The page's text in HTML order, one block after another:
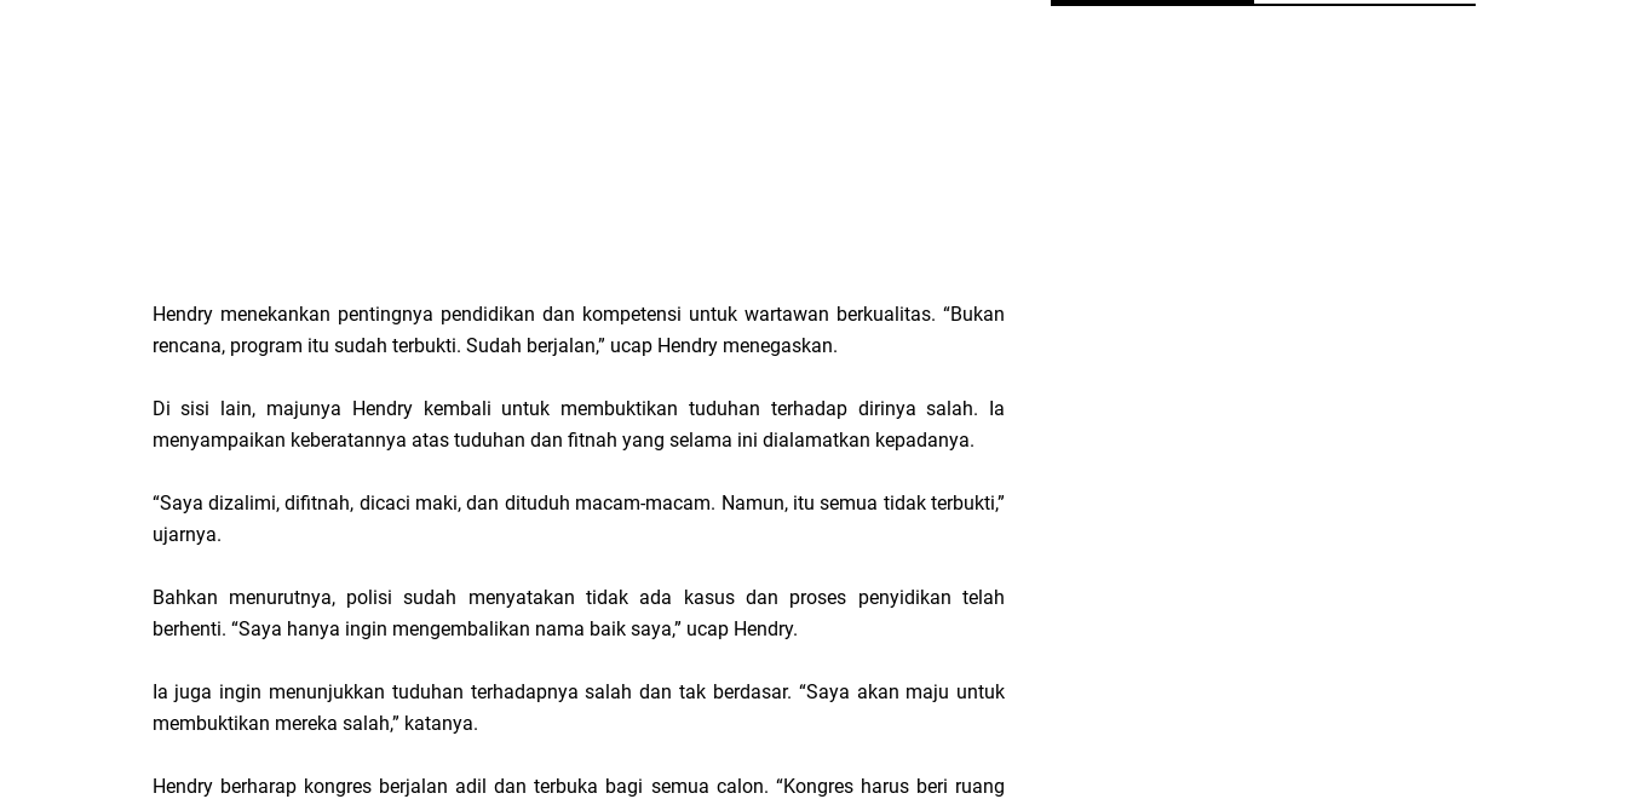
Hendry menekankan pentingnya pendidikan dan kompetensi untuk wartawan berkualitas. “Bukan
rencana, program itu sudah terbukti. Sudah berjalan,” ucap Hendry menegaskan.
Di sisi lain, majunya Hendry kembali untuk membuktikan tuduhan terhadap dirinya salah. Ia
menyampaikan keberatannya atas tuduhan dan fitnah yang selama ini dialamatkan kepadanya.
“Saya dizalimi, difitnah, dicaci maki, dan dituduh macam-macam. Namun, itu semua tidak terbukti,”
ujarnya.
Bahkan menurutnya, polisi sudah menyatakan tidak ada kasus dan proses penyidikan telah
berhenti. “Saya hanya ingin mengembalikan nama baik saya,” ucap Hendry.
Ia juga ingin menunjukkan tuduhan terhadapnya salah dan tak berdasar. “Saya akan maju untuk
membuktikan mereka salah,” katanya.
Hendry berharap kongres berjalan adil dan terbuka bagi semua calon. “Kongres harus beri ruang